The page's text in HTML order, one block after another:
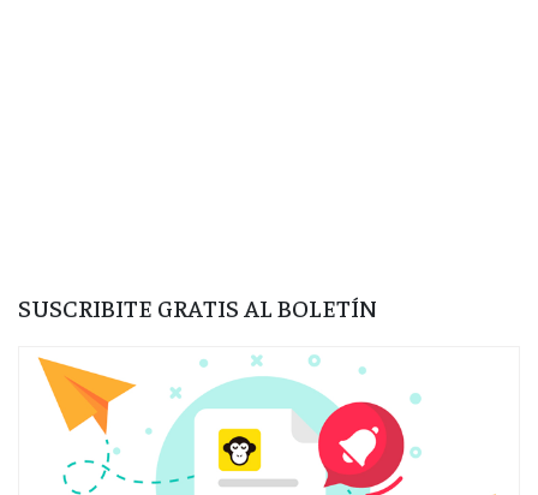
SUSCRIBITE GRATIS AL BOLETÍN